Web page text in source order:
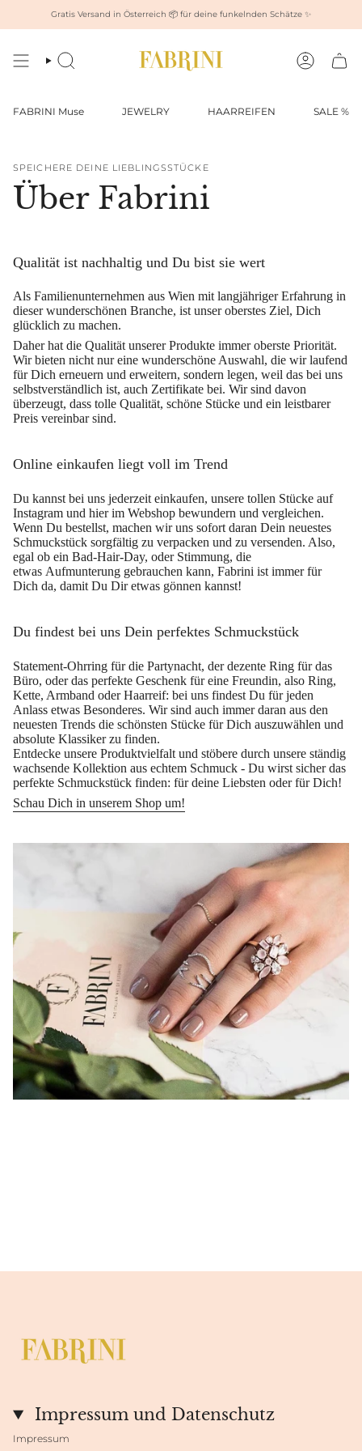
springen
Suche Konto
FABRINI Muse JEWELRY HAARREIFEN SALE %
Gratis Versand in Österreich 📦 für deine funkelnden Schätze ✨
SPEICHERE DEINE LIEBLINGSSTÜCKE
Über Fabrini
Qualität ist nachhaltig und Du bist sie wert
Als Familienunternehmen aus Wien mit langjähriger Erfahrung in
dieser wunderschönen Branche, ist unser oberstes Ziel, Dich
glücklich zu machen.
Daher hat die Qualität unserer Produkte immer oberste Priorität.
Wir bieten nicht nur eine wunderschöne Auswahl, die wir laufend
für Dich erneuern und erweitern, sondern legen, weil das bei uns
selbstverständlich ist, auch Zertifikate bei. Wir sind davon
überzeugt, dass tolle Qualität, schöne Stücke und ein leistbarer
Preis vereinbar sind.
Online einkaufen liegt voll im Trend
Du kannst bei uns jederzeit einkaufen, unsere tollen Stücke auf
Instagram und hier im Webshop bewundern und vergleichen.
Wenn Du bestellst, machen wir uns sofort daran Dein neuestes
Schmuckstück sorgfältig zu verpacken und zu versenden. Also,
egal ob ein Bad-Hair-Day, oder Stimmung, die
etwas Aufmunterung gebrauchen kann, Fabrini ist immer für
Dich da, damit Du Dir etwas gönnen kannst!
Du findest bei uns Dein perfektes Schmuckstück
Statement-Ohrring für die Partynacht, der dezente Ring für das
Büro, oder das perfekte Geschenk für eine Freundin, also Ring,
Kette, Armband oder Haarreif: bei uns findest Du für jeden
Anlass etwas Besonderes. Wir sind auch immer daran aus den
neuesten Trends die schönsten Stücke für Dich auszuwählen und
absolute Klassiker zu finden.
Entdecke unsere Produktvielfalt und stöbere durch unsere ständig
wachsende Kollektion aus echtem Schmuck - Du wirst sicher das
perfekte Schmuckstück finden: für deine Liebsten oder für Dich!
Schau Dich in unserem Shop um!
Impressum und Datenschutz
Impressum